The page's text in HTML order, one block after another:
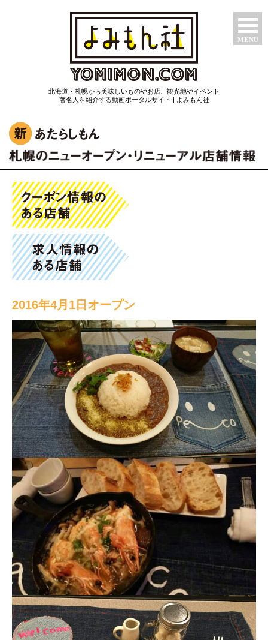
MENU
つわもん
みるもん
いいもん
あたらしもん
北海道・札幌から美味しいものやお店、観光地やイベント
著名人を紹介する動画ポータルサイト | よみもん社
2016年4月1日オープン